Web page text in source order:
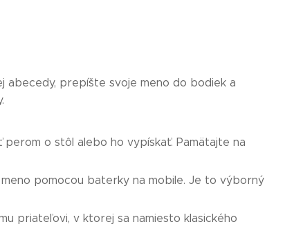
abecedy, prepíšte svoje meno do bodiek a
o stôl alebo ho vypískať. Pamätajte na
pomocou baterky na mobile. Je to výborný
priateľovi, v ktorej sa namiesto klasického